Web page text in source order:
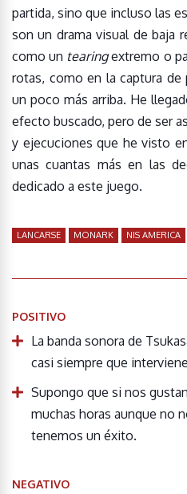
partida, sino que incluso las
son un drama visual de baja
como un tearingextremo o
rotas, como en la captura
un poco más arriba. He
efecto buscado, pero de ser
y ejecuciones que he visto
unas cuantas más en las
dedicado a este juego.
LANCARSE MONARK NIS AMERICA
POSITIVO
La banda sonora de
casi siempre que
Supongo que si nos
muchas horas aunque no
tenemos un éxito.
NEGATIVO